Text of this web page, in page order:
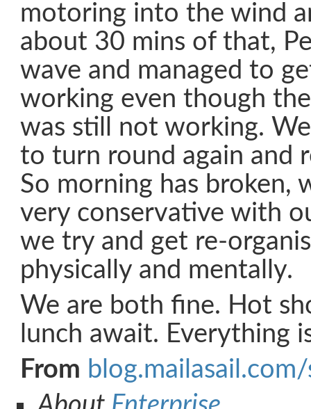
motoring into the wind
about 30 mins of that,
wave and managed to
working even though
was still not working.
to turn round again and
So morning has broken,
very conservative with
we try and get re-
physically and mentally.
We are both fine. Hot
lunch await. Everything
From